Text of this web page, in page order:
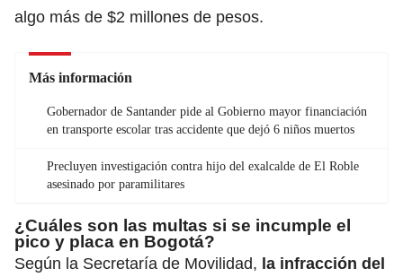
algo más de $2 millones de pesos.
Más información
Gobernador de Santander pide al Gobierno mayor financiación
en transporte escolar tras accidente que dejó 6 niños muertos
Precluyen investigación contra hijo del exalcalde de El Roble
asesinado por paramilitares
¿Cuáles son las multas si se incumple el
pico y placa en Bogotá?
Según la Secretaría de Movilidad, la infracción del